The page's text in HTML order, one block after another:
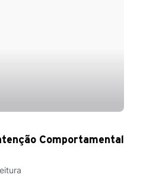
Comportamental